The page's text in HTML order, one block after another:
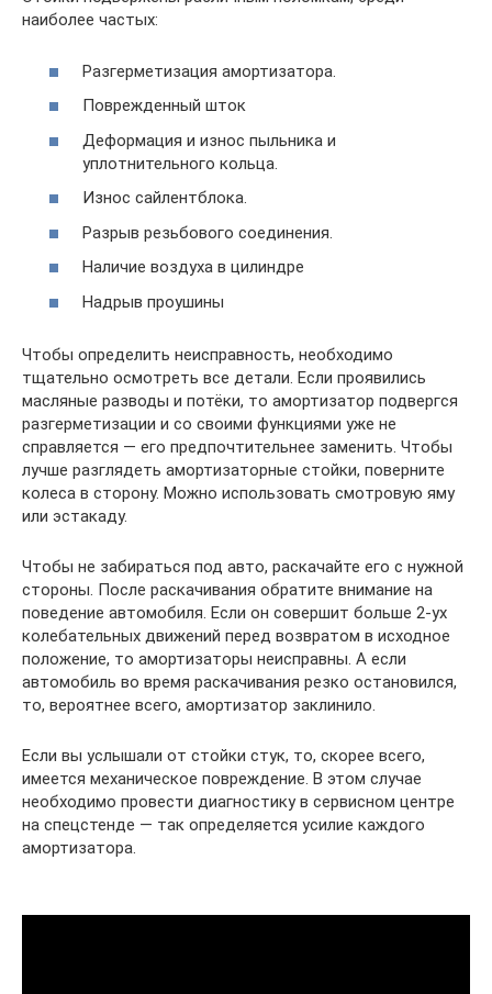
наиболее частых:
Разгерметизация амортизатора.
Поврежденный шток
Деформация и износ пыльника и
уплотнительного кольца.
Износ сайлентблока.
Разрыв резьбового соединения.
Наличие воздуха в цилиндре
Надрыв проушины
Чтобы определить неисправность, необходимо
тщательно осмотреть все детали. Если проявились
масляные разводы и потёки, то амортизатор подвергся
разгерметизации и со своими функциями уже не
справляется — его предпочтительнее заменить. Чтобы
лучше разглядеть амортизаторные стойки, поверните
колеса в сторону. Можно использовать смотровую яму
или эстакаду.
Чтобы не забираться под авто, раскачайте его с нужной
стороны. После раскачивания обратите внимание на
поведение автомобиля. Если он совершит больше 2-ух
колебательных движений перед возвратом в исходное
положение, то амортизаторы неисправны. А если
автомобиль во время раскачивания резко остановился,
то, вероятнее всего, амортизатор заклинило.
Если вы услышали от стойки стук, то, скорее всего,
имеется механическое повреждение. В этом случае
необходимо провести диагностику в сервисном центре
на спецстенде — так определяется усилие каждого
амортизатора.